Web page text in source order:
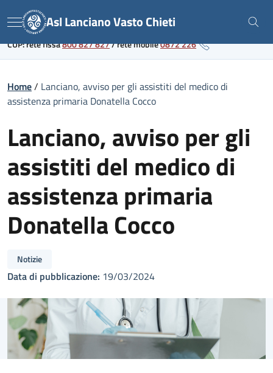
to
content
Link al portale sanitario regionale
Menu Asl Lanciano Vasto Chieti
CUP: rete fissa800 827 827/rete mobile0872 226
Home/ Lanciano, avviso per gli assistiti del medico di
assistenza primaria Donatella Cocco
Lanciano, avviso per gli
assistiti del medico di
assistenza primaria
Donatella Cocco
Notizie
Data di pubblicazione: 19/03/2024